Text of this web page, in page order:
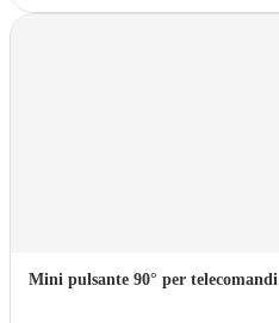
Mini pulsante 90° per telecomandi